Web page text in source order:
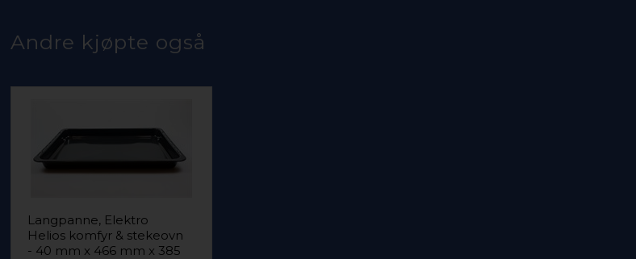
Andre kjøpte også
Langpanne, Elektro
Helios komfyr & stekeovn
- 40 mm x 466 mm x 385